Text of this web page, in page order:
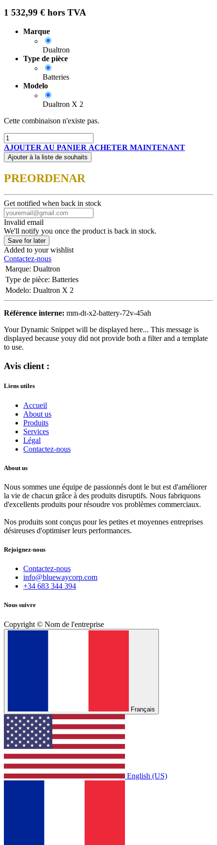
1 532,99 € hors TVA
Marque
Dualtron
Type de pièce
Batteries
Modelo
Dualtron X 2
Cette combinaison n'existe pas.
AJOUTER AU PANIER ACHETER MAINTENANT
Ajouter à la liste de souhaits
PREORDENAR
Get notified when back in stock
Invalid email
We'll notify you once the product is back in stock.
Save for later
Added to your wishlist
Contactez-nous
Marque: Dualtron
Type de pièce: Batteries
Modelo: Dualtron X 2
Référence interne: mm-dt-x2-battery-72v-45ah
Your Dynamic Snippet will be displayed here... This message is
displayed because youy did not provide both a filter and a template
to use.
Avis client :
Liens utiles
Accueil
About us
Produits
Services
Légal
Contactez-nous
About us
Nous sommes une équipe de passionnés dont le but est d'améliorer
la vie de chacun grâce à des produits disruptifs. Nous fabriquons
d'excellents produits pour résoudre vos problèmes commerciaux.
Nos produits sont conçus pour les petites et moyennes entreprises
désireuses d'optimiser leurs performances.
Rejoignez-nous
Contactez-nous
info@bluewaycorp.com
+34 683 344 394
Nous suivre
Copyright © Nom de l'entreprise
Français
English (US)